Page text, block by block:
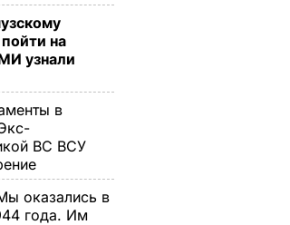
на
узнали
в
ВС ВСУ
оказались в
года. Им